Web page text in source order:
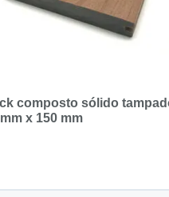
composto sólido
x 150 mm